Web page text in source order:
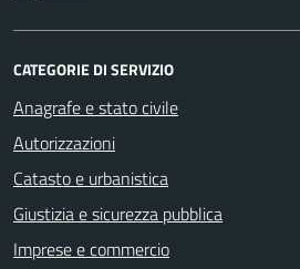
CATEGORIE DI SERVIZIO
Anagrafe e stato civile
Autorizzazioni
Catasto e urbanistica
Giustizia e sicurezza pubblica
Imprese e commercio